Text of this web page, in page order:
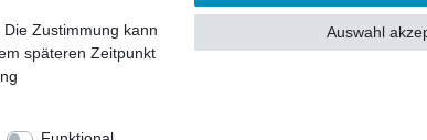
Vertrag widerrufen
Zustimmung kann
späteren Zeitpunkt
Auswahl